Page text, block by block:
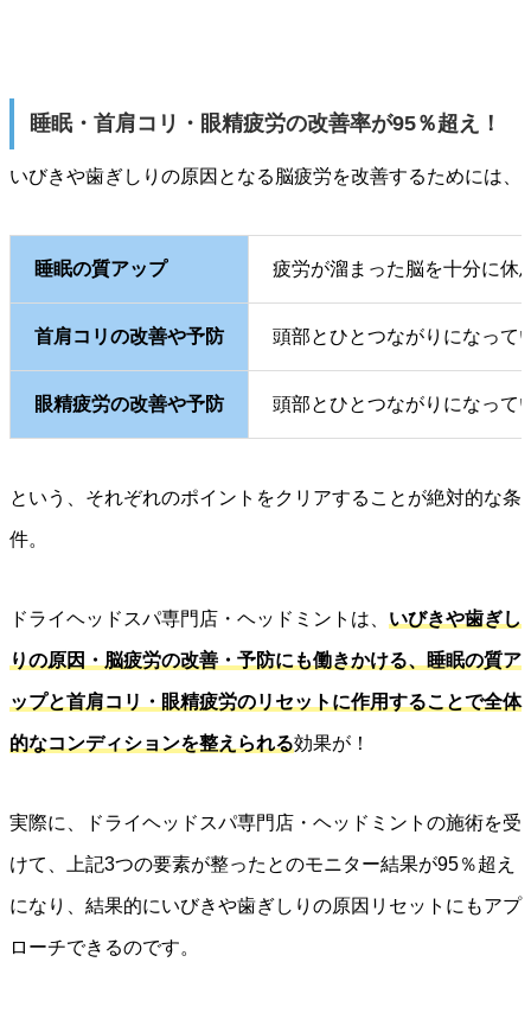
睡眠・首肩コリ・眼精疲労の改善率が95％超え！
いびきや歯ぎしりの原因となる脳疲労を改善するためには、
睡眠の質アップ 疲労が溜まった脳を十分に休
首肩コリの改善や予防 頭部とひとつながりになって
眼精疲労の改善や予防 頭部とひとつながりになって
という、それぞれのポイントをクリアすることが絶対的な条
件。
ドライヘッドスパ専門店・ヘッドミントは、 いびきや歯ぎし
りの原因・脳疲労の改善・予防にも働きかける、睡眠の質ア
ップと首肩コリ・眼精疲労のリセットに作用することで全体
的なコンディションを整えられる効果が！
実際に、ドライヘッドスパ専門店・ヘッドミントの施術を受
けて、上記3つの要素が整ったとのモニター結果が95％超え
になり、結果的にいびきや歯ぎしりの原因リセットにもアプ
ローチできるのです。